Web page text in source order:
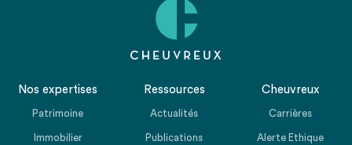
Nos expertises
Patrimoine
Immobilier
Ressources
Actualités
Publications
Cheuvreux
Carrières
Alerte Ethique